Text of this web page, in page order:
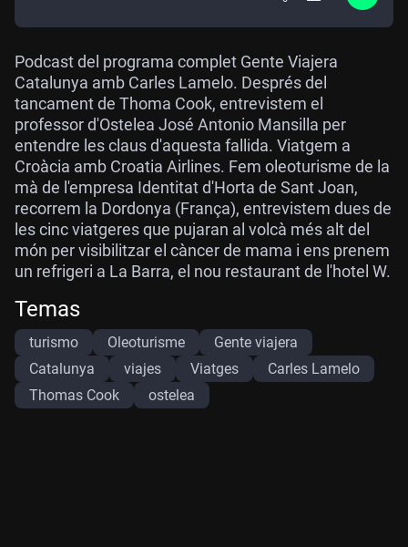
Podcast del programa complet Gente Viajera
Catalunya amb Carles Lamelo. Després del
tancament de Thoma Cook, entrevistem el
professor d'Ostelea José Antonio Mansilla per
entendre les claus d'aquesta fallida. Viatgem a
Croàcia amb Croatia Airlines. Fem oleoturisme de la
mà de l'empresa Identitat d'Horta de Sant Joan,
recorrem la Dordonya (França), entrevistem dues de
les cinc viatgeres que pujaran al volcà més alt del
món per visibilitzar el càncer de mama i ens prenem
un refrigeri a La Barra, el nou restaurant de l'hotel W.
Temas
turismo Oleoturisme
Gente viajera
Catalunya
viajes Viatges
Carles Lamelo
Thomas Cook
ostelea